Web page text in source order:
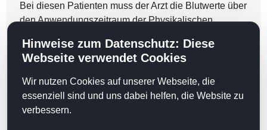
Bei diesen Patienten muss der Arzt die Blutwerte über
den Anwendungszeitraum der Physikalischen
engmaschig kontrollieren. Auch für Patienten
allgemeinen Gesundheitszustand gilt die
Empfehlung, medizinische Kontrolluntersuchungen
vor und während der Anwendung wahrzunehmen.
Hinweise zum Datenschutz: Diese
Webseite verwendet Cookies
Wir nutzen Cookies auf unserer Webseite, die
essenziell sind und uns dabei helfen, die Website zu
verbessern.